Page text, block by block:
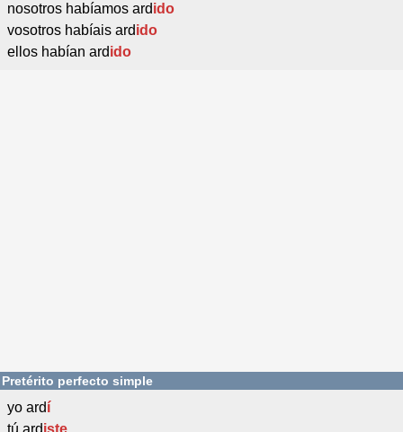
nosotros habíamos ardido
vosotros habíais ardido
ellos habían ardido
Pretérito perfecto simple
yo ardí
tú ardiste